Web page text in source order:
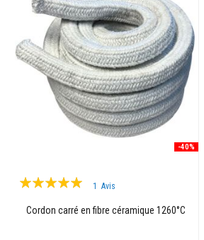
isolants
température
tuyaux
tressés
-40%
Évaluation:
1 Avis
Cordon carré en fibre céramique 1260°C